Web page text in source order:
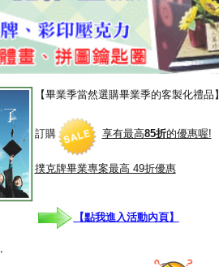
【畢業季當然選購畢業季的客製化禮品】
訂購 享有最高85折的優惠喔!
撲克牌畢業專案最高 49折優惠
【點我進入活動內頁】